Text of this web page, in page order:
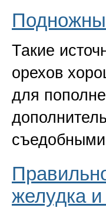
Такие
орехов
для
желудка